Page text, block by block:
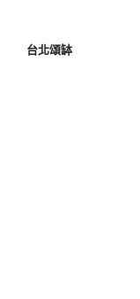
台北頌缽